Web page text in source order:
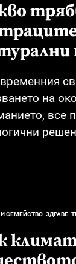
за
които
за мъже
за
на
все
СЕМЕЙСТВО ЗДРАВЕ